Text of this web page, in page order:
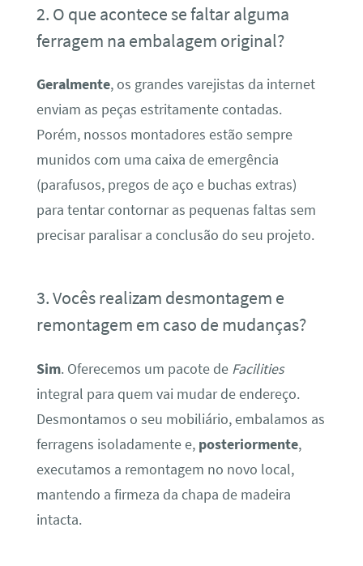
2. O que acontece se faltar alguma
ferragem na embalagem original?
Geralmente, os grandes varejistas da internet
enviam as peças estritamente contadas.
Porém, nossos montadores estão sempre
munidos com uma caixa de emergência
(parafusos, pregos de aço e buchas extras)
para tentar contornar as pequenas faltas sem
precisar paralisar a conclusão do seu projeto.
3. Vocês realizam desmontagem e
remontagem em caso de mudanças?
Sim. Oferecemos um pacote de Facilities
integral para quem vai mudar de endereço.
Desmontamos o seu mobiliário, embalamos as
ferragens isoladamente e, posteriormente,
executamos a remontagem no novo local,
mantendo a firmeza da chapa de madeira
intacta.